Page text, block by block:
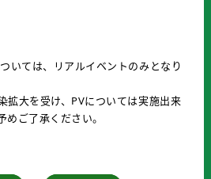
いては、リアルイベントのみとなり
拡大を受け、PVについては実施出来
ご了承ください。